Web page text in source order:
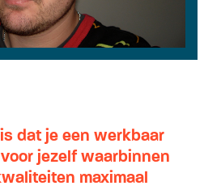
dat je een werkbaar
jezelf waarbinnen
maximaal